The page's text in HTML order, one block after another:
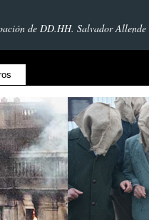
de DD.HH. Salvador Allende